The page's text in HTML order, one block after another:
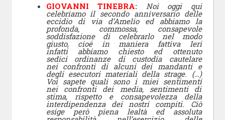
GIOVANNI TINEBRA: Noi oggi qui
celebriamo il secondo anniversario delle
eccidio di via d’Amelio ed abbiamo la
profonda, commossa, consapevole
soddisfazione di celebrarlo nel modo
giusto, cioé in maniera fattiva Ieri
infatti abbiamo chiesto ed ottenuto
sedici ordinanze di custodia cautelare
nei confronti di alcuni dei mandanti e
degli esecutori materiali della strage. (…)
Voi sapete quali sono i miei sentimenti
nei confronti dei media, sentimenti di
stima, rispetto e consapevolezza della
interdipendenza dei nostri compiti. Ciò
esige però piena lealtà ed assoluta